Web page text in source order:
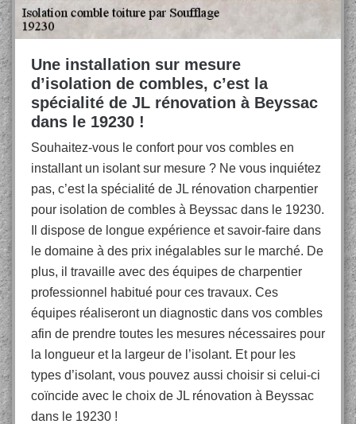
Une installation sur mesure
d’isolation de combles, c’est la
spécialité de JL rénovation à Beyssac
dans le 19230 !
Souhaitez-vous le confort pour vos combles en
installant un isolant sur mesure ? Ne vous inquiétez
pas, c’est la spécialité de JL rénovation charpentier
pour isolation de combles à Beyssac dans le 19230.
Il dispose de longue expérience et savoir-faire dans
le domaine à des prix inégalables sur le marché. De
plus, il travaille avec des équipes de charpentier
professionnel habitué pour ces travaux. Ces
équipes réaliseront un diagnostic dans vos combles
afin de prendre toutes les mesures nécessaires pour
la longueur et la largeur de l’isolant. Et pour les
types d’isolant, vous pouvez aussi choisir si celui-ci
coïncide avec le choix de JL rénovation à Beyssac
dans le 19230 !